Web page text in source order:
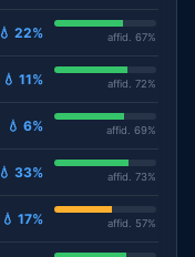
💧 22% affid. 67%
💧 11% affid. 72%
💧 6% affid. 69%
💧 33% affid. 73%
💧 17% affid. 57%